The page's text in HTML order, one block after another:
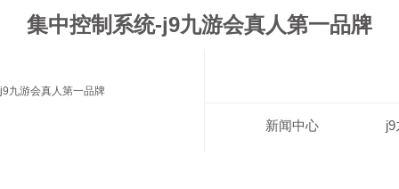
集中控制系统-j9九游会真人第一品牌
j9九游会真人第一品牌
新闻中心